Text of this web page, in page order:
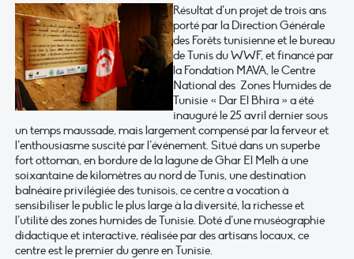
Résultat d’un projet de trois ans
porté par la Direction Générale
des Forêts tunisienne et le bureau
de Tunis du WWF, et financé par
la Fondation MAVA, le Centre
National des Zones Humides de
Tunisie « Dar El Bhira » a été
inauguré le 25 avril dernier sous
un temps maussade, mais largement compensé par la ferveur et
l’enthousiasme suscité par l’événement. Situé dans un superbe
fort ottoman, en bordure de la lagune de Ghar El Melh à une
soixantaine de kilomètres au nord de Tunis, une destination
balnéaire privilégiée des tunisois, ce centre a vocation à
sensibiliser le public le plus large à la diversité, la richesse et
l’utilité des zones humides de Tunisie. Doté d’une muséographie
didactique et interactive, réalisée par des artisans locaux, ce
centre est le premier du genre en Tunisie.